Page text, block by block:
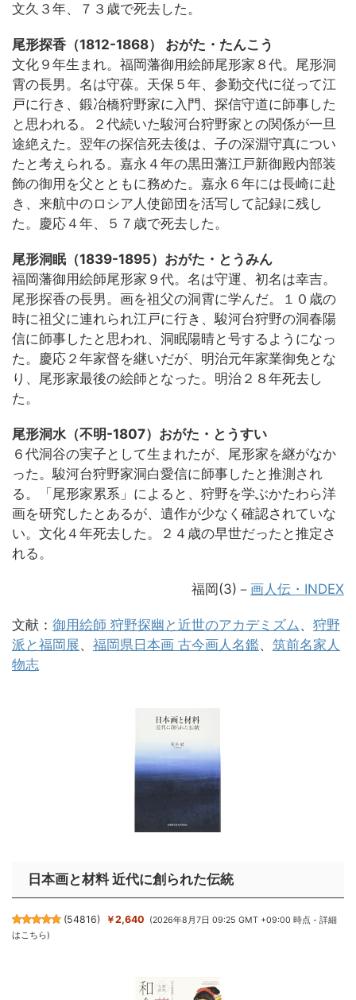
文久３年、７３歳で死去した。
尾形探香（1812-1868） おがた・たんこう
文化９年生まれ。福岡藩御用絵師尾形家８代。尾形洞
霄の長男。名は守葆。天保５年、参勤交代に従って江
戸に行き、鍛冶橋狩野家に入門、探信守道に師事した
と思われる。２代続いた駿河台狩野家との関係が一旦
途絶えた。翌年の探信死去後は、子の深淵守真につい
たと考えられる。嘉永４年の黒田藩江戸新御殿内部装
飾の御用を父とともに務めた。嘉永６年には長崎に赴
き、来航中のロシア人使節団を活写して記録に残し
た。慶応４年、５７歳で死去した。
尾形洞眠（1839-1895）おがた・とうみん
福岡藩御用絵師尾形家９代。名は守運、初名は幸吉。
尾形探香の長男。画を祖父の洞霄に学んだ。１０歳の
時に祖父に連れられ江戸に行き、駿河台狩野の洞春陽
信に師事したと思われ、洞眠陽晴と号するようになっ
た。慶応２年家督を継いだが、明治元年家業御免とな
り、尾形家最後の絵師となった。明治２８年死去し
た。
尾形洞水（不明-1807）おがた・とうすい
６代洞谷の実子として生まれたが、尾形家を継がなか
った。駿河台狩野家洞白愛信に師事したと推測され
る。「尾形家累系」によると、狩野を学ぶかたわら洋
画を研究したとあるが、遺作が少なく確認されていな
い。文化４年死去した。２４歳の早世だったと推定さ
れる。
福岡(3)－ 画人伝・INDEX
文献： 御用絵師 狩野探幽と近世のアカデミズム、 狩野
派と福岡展、 福岡県日本画 古今画人名鑑、 筑前名家人
物志
日本画と材料 近代に創られた伝統
(54816) ￥2,640 (2026年8月7日 09:25 GMT +09:00 時点 -詳細
はこちら)